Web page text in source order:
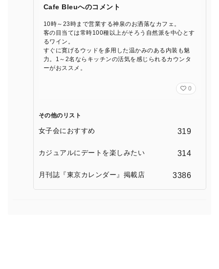
Cafe Bleuへのコメント
10時～23時まで営業する神泉のお洒落なカフェ。
客の目当ては常時100種以上がそろう自然派を中心とす
るワイン。
すぐに寛げるウッドを多用した温かみのある内装も魅
力。1～2名ならキッチンの活気を感じられるカウンタ
ーがおススメ。
0
その他のリスト
女子会におすすめ 319
カジュアルにデートを楽しみたい 314
月刊誌『東京カレンダー』掲載店 3386